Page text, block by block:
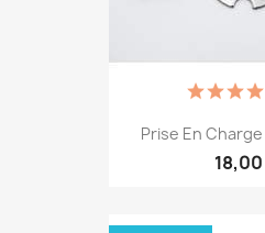
Prise En